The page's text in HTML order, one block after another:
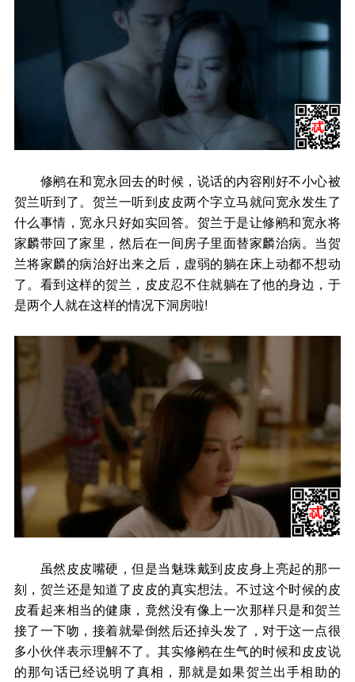
修鹇在和宽永回去的时候，说话的内容刚好不小心被
贺兰听到了。贺兰一听到皮皮两个字立马就问宽永发生了
什么事情，宽永只好如实回答。贺兰于是让修鹇和宽永将
家麟带回了家里，然后在一间房子里面替家麟治病。当贺
兰将家麟的病治好出来之后，虚弱的躺在床上动都不想动
了。看到这样的贺兰，皮皮忍不住就躺在了他的身边，于
是两个人就在这样的情况下洞房啦!
虽然皮皮嘴硬，但是当魅珠戴到皮皮身上亮起的那一
刻，贺兰还是知道了皮皮的真实想法。不过这个时候的皮
皮看起来相当的健康，竟然没有像上一次那样只是和贺兰
接了一下吻，接着就晕倒然后还掉头发了，对于这一点很
多小伙伴表示理解不了。其实修鹇在生气的时候和皮皮说
的那句话已经说明了真相，那就是如果贺兰出手相助的